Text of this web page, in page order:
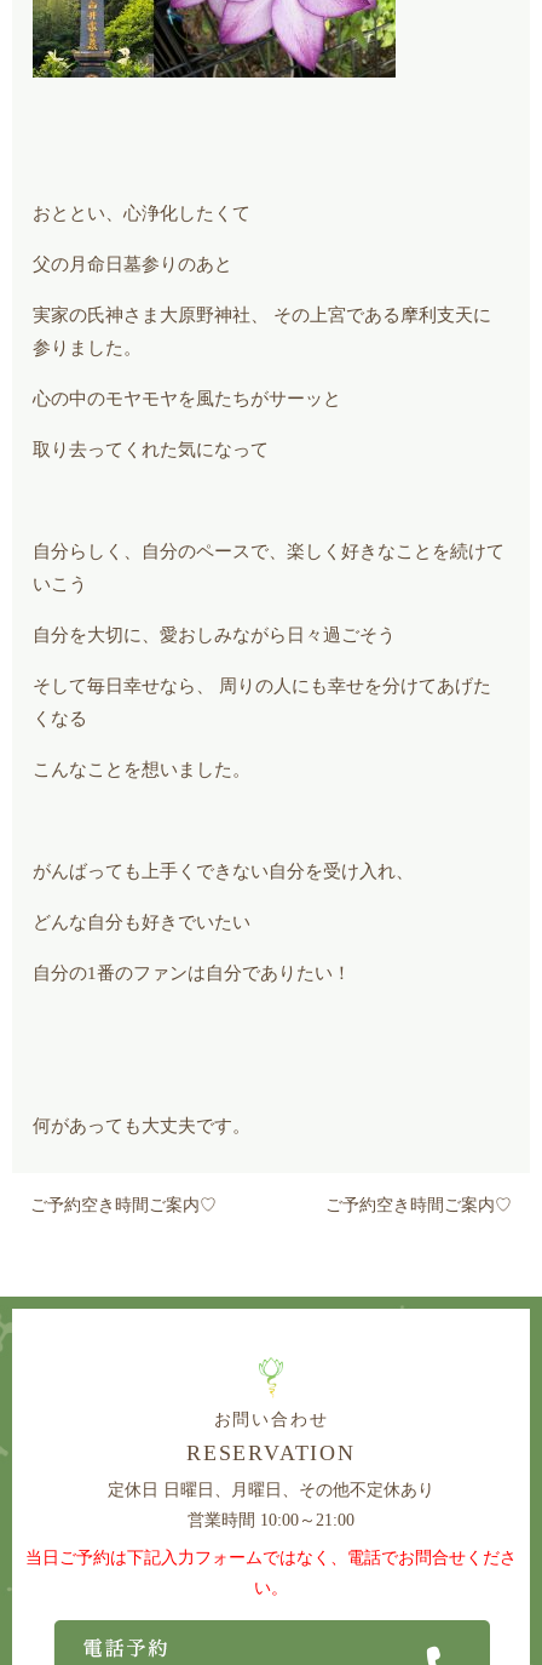
おととい、心浄化したくて
父の月命日墓参りのあと
実家の氏神さま大原野神社、 その上宮である摩利支天に
参りました。
心の中のモヤモヤを風たちがサーッと
取り去ってくれた気になって
自分らしく、自分のペースで、楽しく好きなことを続けて
いこう
自分を大切に、愛おしみながら日々過ごそう
そして毎日幸せなら、 周りの人にも幸せを分けてあげた
くなる
こんなことを想いました。
がんばっても上手くできない自分を受け入れ、
どんな自分も好きでいたい
自分の1番のファンは自分でありたい！
何があっても大丈夫です。
ご予約空き時間ご案内♡ ご予約空き時間ご案内♡
お問い合わせ
RESERVATION
定休日
日曜日、月曜日、その他不定休あり
営業時間 10:00～21:00
当日ご予約は下記入力フォームではなく、電話でお問合せくださ
い。